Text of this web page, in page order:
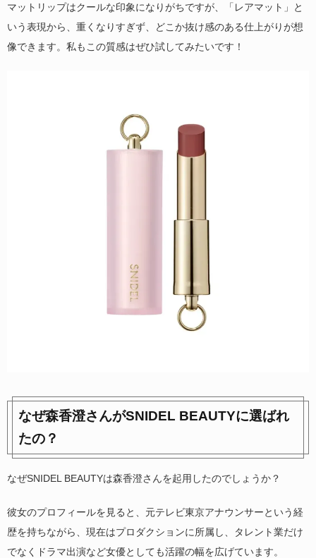
マットリップはクールな印象になりがちですが、「レアマット」と
いう表現から、重くなりすぎず、どこか抜け感のある仕上がりが想
像できます。私もこの質感はぜひ試してみたいです！
なぜ森香澄さんがSNIDEL BEAUTYに選ばれ
たの？
なぜSNIDEL BEAUTYは森香澄さんを起用したのでしょうか？
彼女のプロフィールを見ると、元テレビ東京アナウンサーという経
歴を持ちながら、現在はプロダクションに所属し、タレント業だけ
でなくドラマ出演など女優としても活躍の幅を広げています。